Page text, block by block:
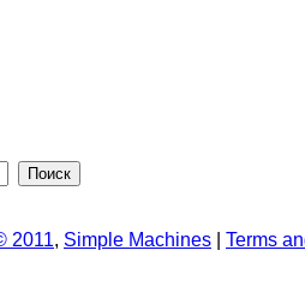
2011, Simple Machines
Terms